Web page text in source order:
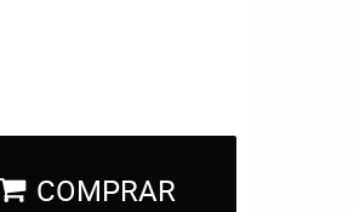
COMPRAR